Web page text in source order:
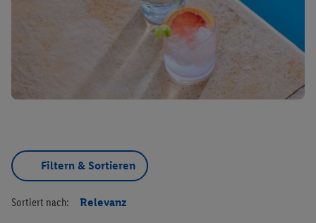
Filtern & Sortieren
Sortiert nach: Relevanz